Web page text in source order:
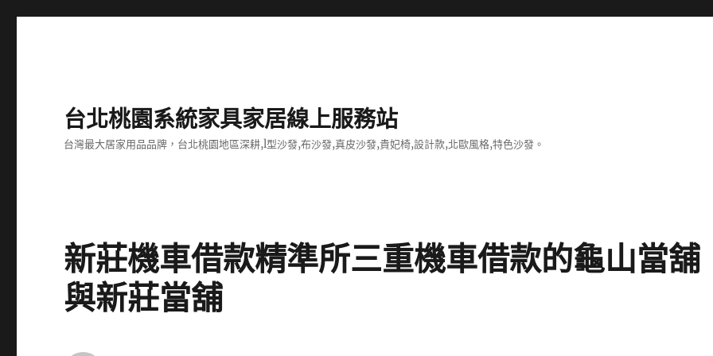
台北桃園系統家具家居線上服務站
台灣最大居家用品品牌，台北桃園地區深耕,l型沙發,布沙發,真皮沙發,貴妃椅,設計款,北歐風格,特色沙發。
新莊機車借款精準所三重機車借款的龜山當舖
與新莊當舖